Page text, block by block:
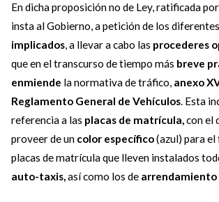
En dicha proposición no de Ley, ratificada por
insta al Gobierno, a petición de los diferentes
implicados, a llevar a cabo las procederes
que en el transcurso de tiempo más breve
enmiende la normativa de tráfico, anexo
Reglamento General de Vehículos. Esta
referencia a las placas de matrícula,con el
proveer de un color específico(azul) para el
placas de matrícula que lleven instalados
auto-taxis,así como los de arrendamiento